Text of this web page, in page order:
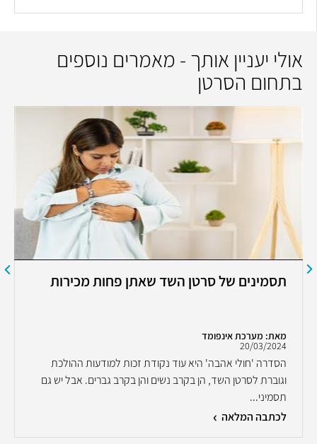
אולי יעניין אותך - מאמרים נוספים
בתחום הסרטן
תסמינים של סרטן השד שאתן פחות מכירות
מאת: מערכת אינפומד
20/03/2024
הסדרה 'חולי אהבה' היא עוד נקודת זכות למודעות ההולכת
וגוברת לסרטן השד, הן בקרב נשים והן בקרב גברים. אבל יש גם
תסמיני...
לכתבה המלאה